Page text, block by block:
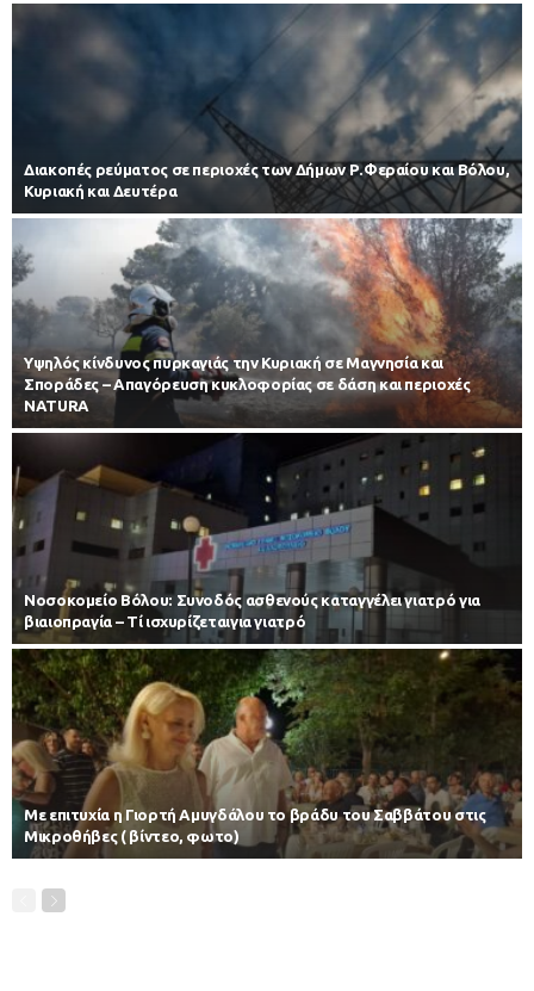
Διακοπές ρεύματος σε περιοχές των Δήμων Ρ.Φεραίου και Βόλου,
Κυριακή και Δευτέρα
Υψηλός κίνδυνος πυρκαγιάς την Κυριακή σε Μαγνησία και
Σποράδες – Απαγόρευση κυκλοφορίας σε δάση και περιοχές
NATURA
Νοσοκομείο Βόλου: Συνοδός ασθενούς καταγγέλει γιατρό για
βιαιοπραγία – Τί ισχυρίζεταιγια γιατρό
Με επιτυχία η Γιορτή Αμυγδάλου το βράδυ του Σαββάτου στις
Μικροθήβες ( βίντεο, φωτο)